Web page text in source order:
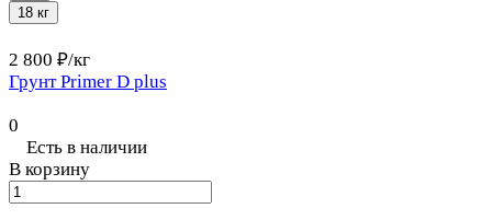
18 кг
2 800 ₽/кг
Грунт Primer D plus
0
Есть в наличии
В корзину